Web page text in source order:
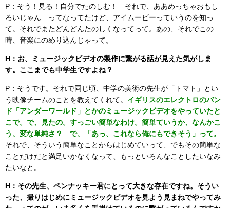
P：そう！見る！自分でたのしむ！ それで、ああめっちゃおもし
ろいじゃん…ってなってたけど、アイムービーっていうのを知っ
て。それでまたどんどんたのしくなってって。あの、それでこの
時、音楽にのめり込んじゃって。
H：お、ミュージックビデオの製作に繋がる話が見えた気がしま
す。ここまでも中学生ですよね？
P：そうです。それで同じ頃、中学の美術の先生が「トマト」とい
う映像チームのことを教えてくれて。 イギリスのエレクトロのバン
ド「アンダーワールド」とかのミュージックビデオをやっていたと
こで。で、見たの。すっごい簡単なわけ。簡単ていうか、なんかこ
う、変な単純さ？ で、「あっ、これなら俺にもできそう」って。
それで、そういう簡単なことからはじめていって、でもその簡単な
ことだけだと満足いかなくなって、もっといろんなことしたいなみ
たいなと。
H：その先生、ペンナッキー君にとって大きな存在ですね。そうい
った、撮りはじめにミュージックビデオを見よう見まねでやってみ